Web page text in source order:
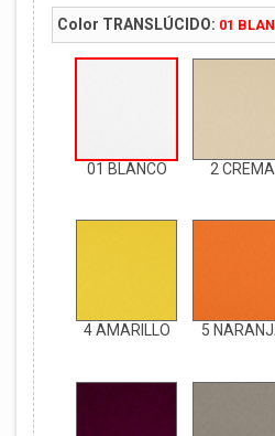
Color TRANSLÚCIDO: 01
01 BLANCO 2 CREMA
4 AMARILLO 5